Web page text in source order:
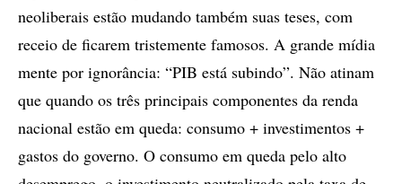
neoliberais estão mudando também suas teses, com
receio de ficarem tristemente famosos. A grande mídia
mente por ignorância: “PIB está subindo”. Não atinam
que quando os três principais componentes da renda
nacional estão em queda: consumo + investimentos +
gastos do governo. O consumo em queda pelo alto